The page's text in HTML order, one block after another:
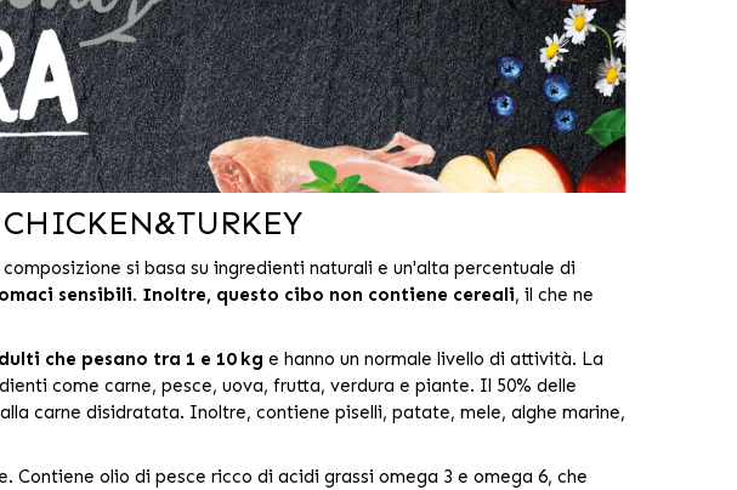
composizione si basa su ingredienti naturali e un'alta percentuale di
sensibili. Inoltre, questo cibo non contiene cereali, il che ne
che pesano tra 1 e 10 kg e hanno un normale livello di attività. La
come carne, pesce, uova, frutta, verdura e piante. Il 50% delle
carne disidratata. Inoltre, contiene piselli, patate, mele, alghe marine,
olio di pesce ricco di acidi grassi omega 3 e omega 6, che